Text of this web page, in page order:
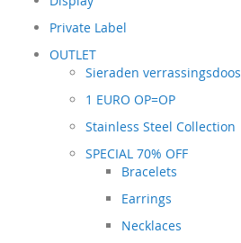
Private Label
OUTLET
Sieraden verrassingsdoos
1 EURO OP=OP
Stainless Steel Collection
SPECIAL 70% OFF
Bracelets
Earrings
Necklaces